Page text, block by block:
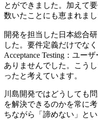
とができました。加えて
数いたことにも恵まれまし
開発を担当した日本総合
した。要件定義だけでな
Acceptance Testing：ユー
ありませんでした。こう
ったと考えています。
川島開発ではどうしても
を解決できるのかを常に
ちながら「諦めない」と